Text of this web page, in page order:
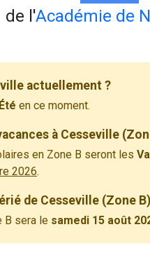
de l'Académie de
actuellement ?
en ce moment.
à Cesseville
en Zone B seront les
2026.
de Cesseville (Zone
B sera le samedi 15 août